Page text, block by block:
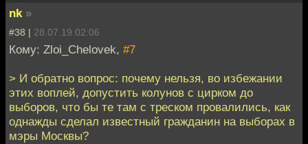
nk »
#38 | 28.07.19 02:06
Кому: Zloi_Chelovek, #7
> И обратно вопрос: почему нельзя, во избежании
этих воплей, допустить колунов с цирком до
выборов, что бы те там с треском провалились, как
однажды сделал известный гражданин на выборах в
мэры Москвы?